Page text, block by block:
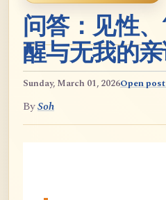
问答：见性
醒与无我的
Sunday, March 01, 2026Open
BySoh